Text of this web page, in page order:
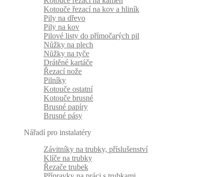
Kotouče řezací na kov a hliník
Pily na dřevo
Pily na kov
Pilové listy do přímočarých pil
Nůžky na plech
Nůžky na tyče
Drátěné kartáče
Řezací nože
Pilníky
Kotouče ostatní
Kotouče brusné
Brusné papíry
Brusné pásy
Nářadí pro instalatéry
Závitníky na trubky, příslušenství
Klíče na trubky
Řezače trubek